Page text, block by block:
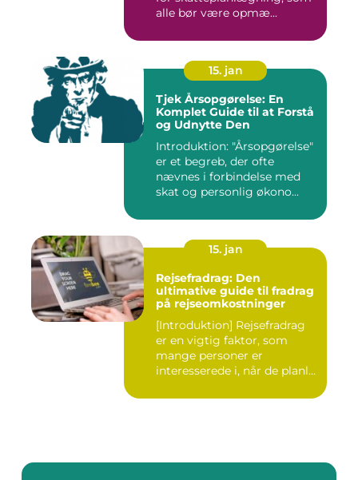
alle bør være opmæ...
15. jan
Tjek Årsopgørelse: En
Komplet Guide til at Forstå
og Udnytte Den
Introduktion: "Årsopgørelse"
er et begreb, der ofte
nævnes i forbindelse med
skat og personlig økono...
15. jan
Rejsefradrag: Den
ultimative guide til fradrag
på rejseomkostninger
[Introduktion] Rejsefradrag
er en vigtig faktor, som
mange personer er
interesserede i, når de planl...